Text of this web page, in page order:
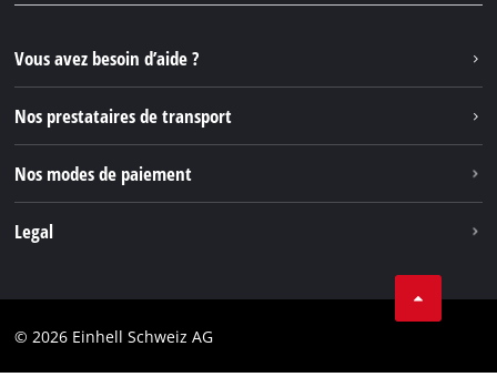
Instagram
TikTok
Pinterest
Vous avez besoin d’aide ?
Nos prestataires de transport
Nos modes de paiement
Legal
Marque
© 2026 Einhell Schweiz AG